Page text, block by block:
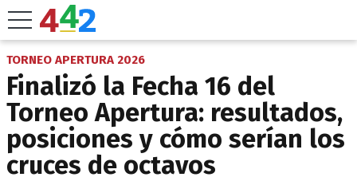
TORNEO APERTURA 2026
Finalizó la Fecha 16 del
Torneo Apertura: resultados,
posiciones y cómo serían los
cruces de octavos